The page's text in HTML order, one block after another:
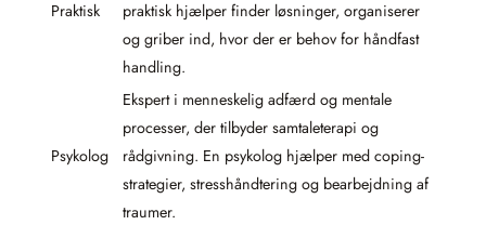
Praktisk
praktisk hjælper finder løsninger, organiserer
og griber ind, hvor der er behov for håndfast
handling.
Psykolog
Ekspert i menneskelig adfærd og mentale
processer, der tilbyder samtaleterapi og
rådgivning. En psykolog hjælper med coping-
strategier, stresshåndtering og bearbejdning af
traumer.